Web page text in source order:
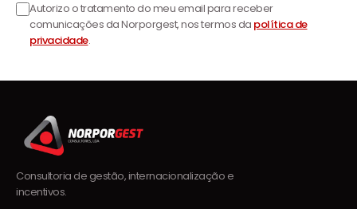
Autorizo o tratamento do meu email para receber
comunicações da Norporgest, nos termos da política de
privacidade.
Consultoria de gestão, internacionalização e
incentivos.